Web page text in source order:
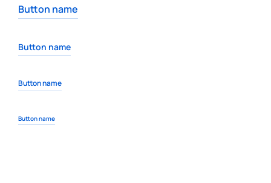
Button name
Button name
Button name
Button name